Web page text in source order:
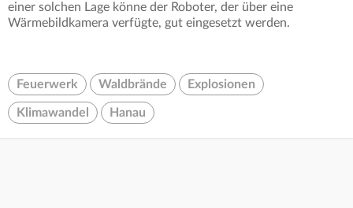
einer solchen Lage könne der Roboter, der über eine
Wärmebildkamera verfügte, gut eingesetzt werden.
Feuerwerk Waldbrände Explosionen
Klimawandel Hanau